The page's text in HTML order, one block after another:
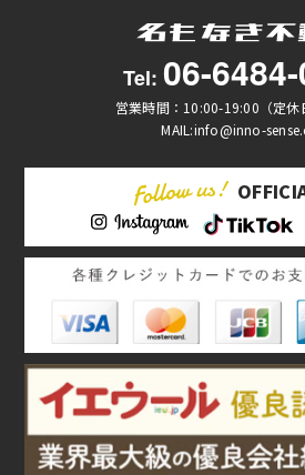
Tel: 06-
営業時間：10:00-19:00（定休
MAIL:info@inno-